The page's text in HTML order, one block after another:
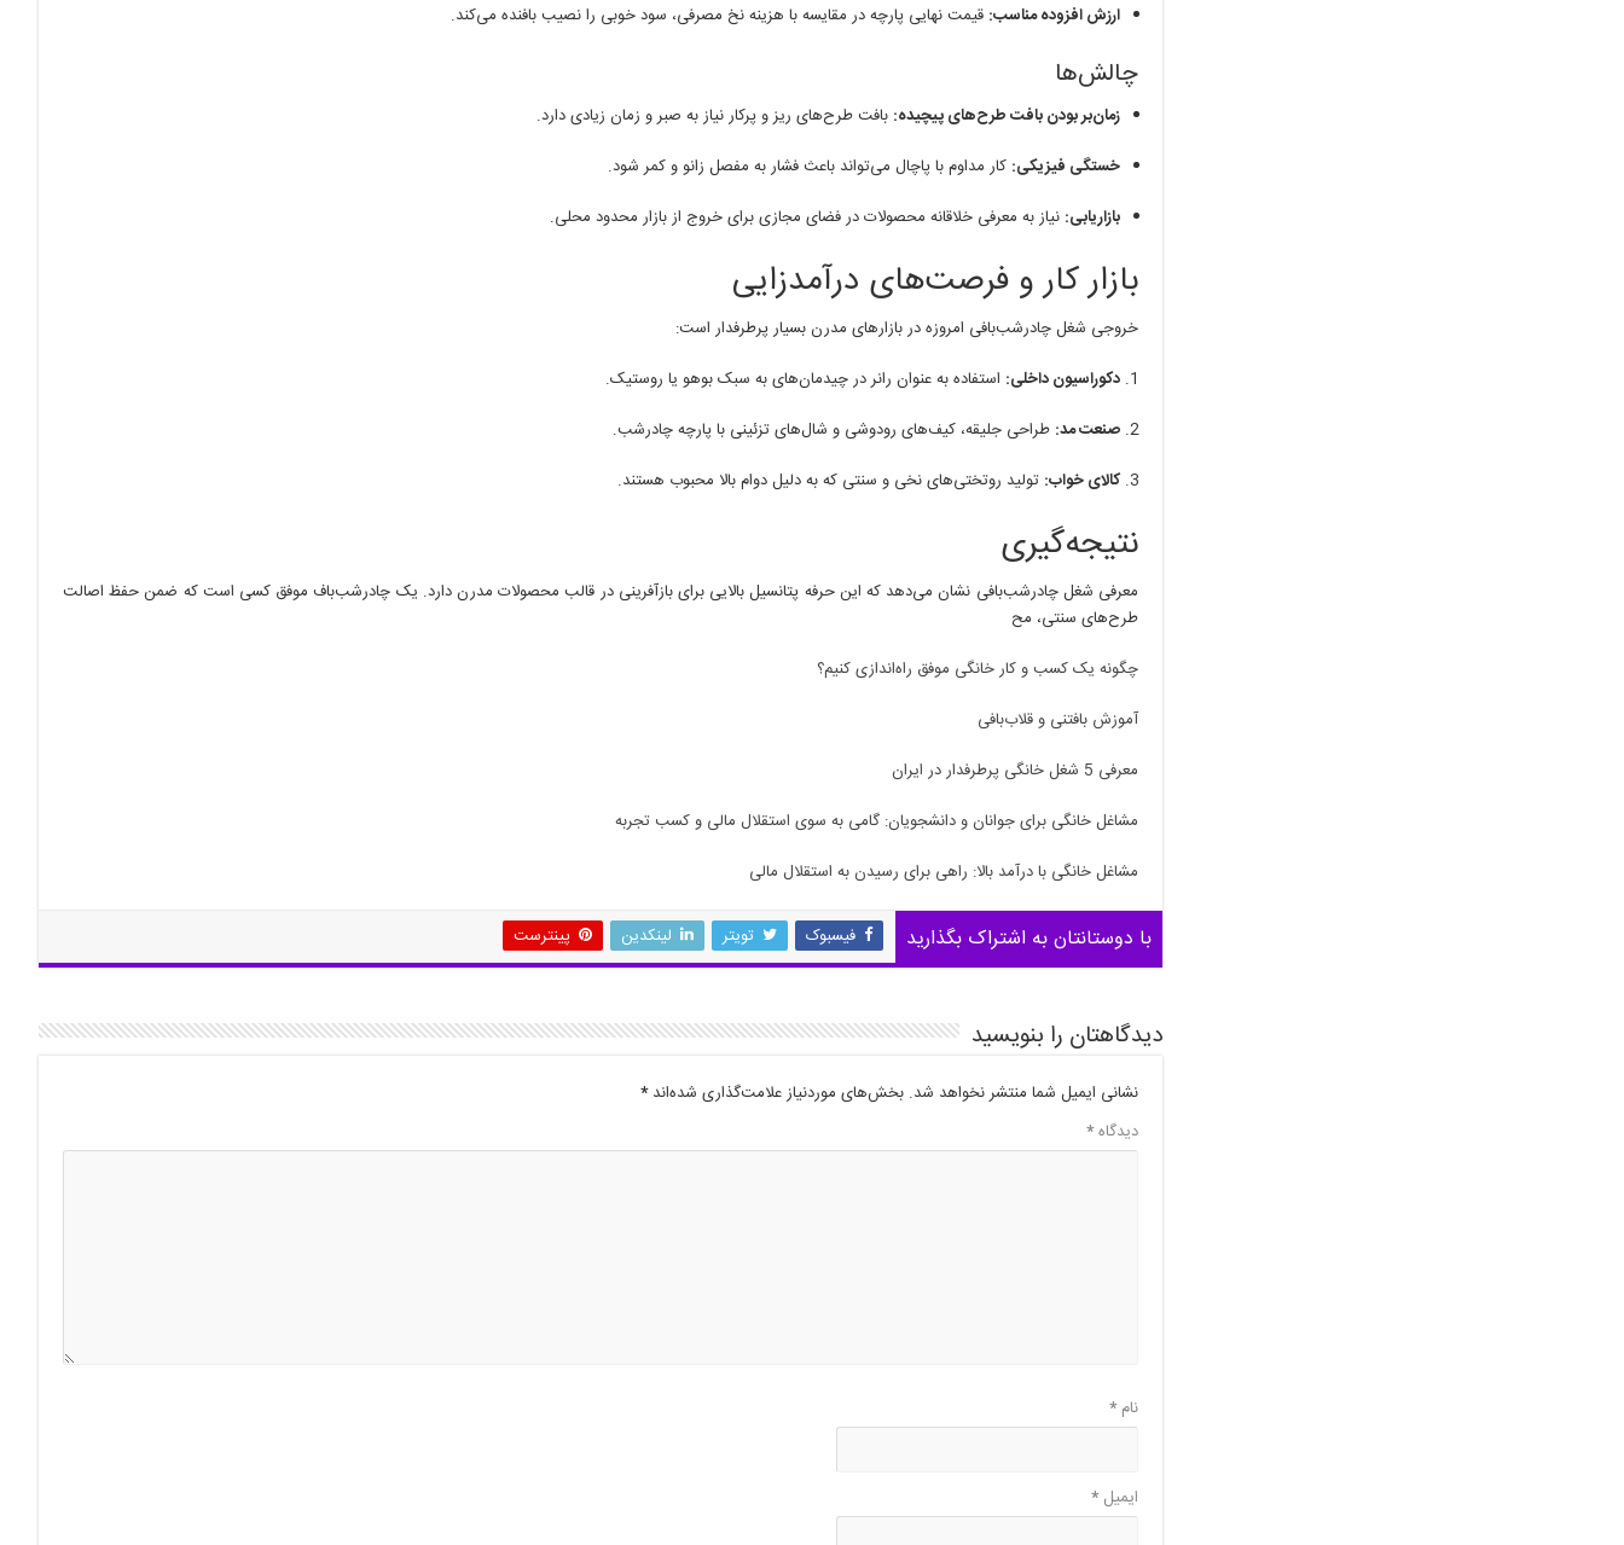
ارزش افزوده مناسب: قیمت نهایی پارچه در مقایسه با هزینه نخ مصرفی، سود خوبی را نصیب بافنده می‌کند.
چالش‌ها
زمان‌بر بودن بافت طرح‌های پیچیده: بافت طرح‌های ریز و پرکار نیاز به صبر و زمان زیادی دارد.
خستگی فیزیکی: کار مداوم با پاچال می‌تواند باعث فشار به مفصل زانو و کمر شود.
بازاریابی: نیاز به معرفی خلاقانه محصولات در فضای مجازی برای خروج از بازار محدود محلی.
بازار کار و فرصت‌های درآمدزایی
خروجی شغل چادرشب‌بافی امروزه در بازارهای مدرن بسیار پرطرفدار است:
دکوراسیون داخلی: استفاده به عنوان رانر در چیدمان‌های به سبک بوهو یا روستیک.
صنعت مد: طراحی جلیقه، کیف‌های رودوشی و شال‌های تزئینی با پارچه چادرشب.
کالای خواب: تولید روتختی‌های نخی و سنتی که به دلیل دوام بالا محبوب هستند.
نتیجه‌گیری
معرفی شغل چادرشب‌بافی نشان می‌دهد که این حرفه پتانسیل بالایی برای بازآفرینی در قالب محصولات مدرن دارد. یک چادرشب‌باف موفق کسی است که ضمن حفظ اصالت
طرح‌های سنتی، مح
چگونه یک کسب و کار خانگی موفق راه‌اندازی کنیم؟
آموزش بافتنی و قلاب‌بافی
معرفی 5 شغل خانگی پرطرفدار در ایران
مشاغل خانگی برای جوانان و دانشجویان: گامی به سوی استقلال مالی و کسب تجربه
مشاغل خانگی با درآمد بالا: راهی برای رسیدن به استقلال مالی
با دوستانتان به اشتراک بگذارید فیسبوک تویتر لینکدین پینترست
دیدگاهتان را بنویسید
نشانی ایمیل شما منتشر نخواهد شد. بخش‌های موردنیاز علامت‌گذاری شده‌اند*
دیدگاه*
نام*
ایمیل*